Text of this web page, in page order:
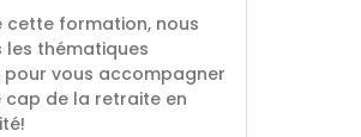
cette formation, nous
thématiques
pour vous accompagner
cap de la retraite en